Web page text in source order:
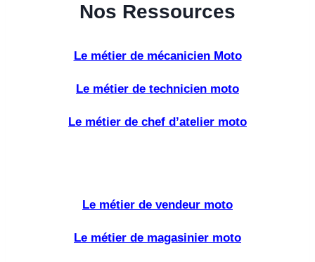
Nos Ressources
Le métier de mécanicien Moto
Le métier de technicien moto
Le métier de chef d’atelier moto
Le métier de vendeur moto
Le métier de magasinier moto